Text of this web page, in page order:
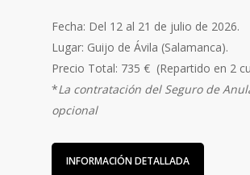
Fecha: Del 12 al 21 de julio de 2026.
Lugar: Guijo de Ávila (Salamanca).
Precio Total: 735 € (Repartido en 2
*La contratación del Seguro de
opcional
INFORMACIÓN DETALLADA